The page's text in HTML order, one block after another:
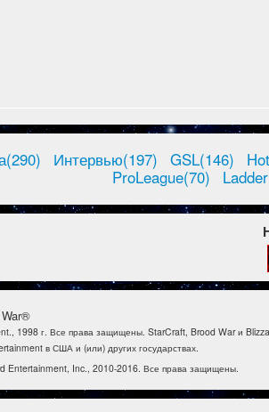
Интервью(197) GSL(146)
ProLeague(70)
1998 г. Все права защищены. StarCraft, Brood War и
в США и (или) других государствах.
Entertainment, Inc., 2010-2016. Все права защищены.